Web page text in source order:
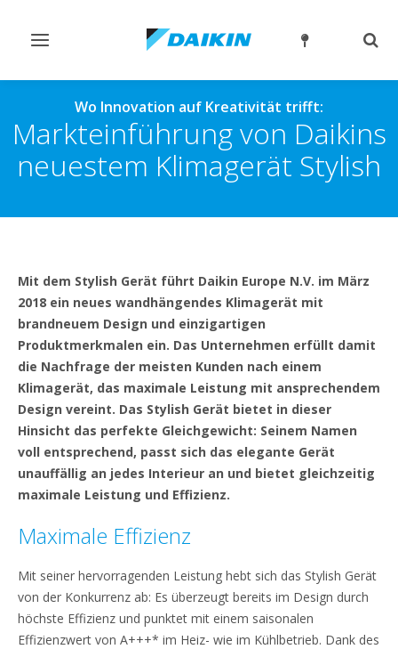
Navigation
Wo Innovation auf Kreativität trifft:
Markteinführung von Daikins
neuestem Klimagerät Stylish
Mit dem Stylish Gerät führt Daikin Europe N.V. im März
2018 ein neues wandhängendes Klimagerät mit
brandneuem Design und einzigartigen
Produktmerkmalen ein. Das Unternehmen erfüllt damit
die Nachfrage der meisten Kunden nach einem
Klimagerät, das maximale Leistung mit ansprechendem
Design vereint. Das Stylish Gerät bietet in dieser
Hinsicht das perfekte Gleichgewicht: Seinem Namen
voll entsprechend, passt sich das elegante Gerät
unauffällig an jedes Interieur an und bietet gleichzeitig
maximale Leistung und Effizienz.
Maximale Effizienz
Mit seiner hervorragenden Leistung hebt sich das Stylish Gerät
von der Konkurrenz ab: Es überzeugt bereits im Design durch
höchste Effizienz und punktet mit einem saisonalen
Effizienzwert von A+++* im Heiz- wie im Kühlbetrieb. Dank des